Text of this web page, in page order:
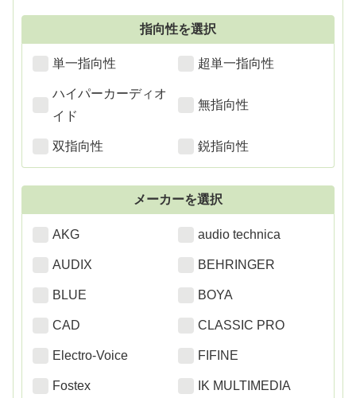
指向性を選択
単一指向性 超単一指向性
ハイパーカーディオ
イド
無指向性
双指向性 鋭指向性
メーカーを選択
AKG audio technica
AUDIX BEHRINGER
BLUE BOYA
CAD CLASSIC PRO
Electro-Voice FIFINE
Fostex IK MULTIMEDIA